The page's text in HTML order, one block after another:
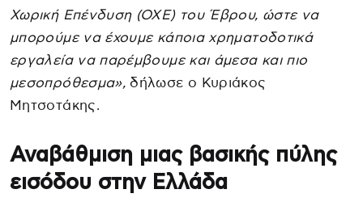
Χωρική Επένδυση (ΟΧΕ) του Έβρου, ώστε να
μπορούμε να έχουμε κάποια χρηματοδοτικά
εργαλεία να παρέμβουμε και άμεσα και πιο
μεσοπρόθεσμα», δήλωσε ο Κυριάκος
Μητσοτάκης.
Αναβάθμιση μιας βασικής πύλης
εισόδου στην Ελλάδα